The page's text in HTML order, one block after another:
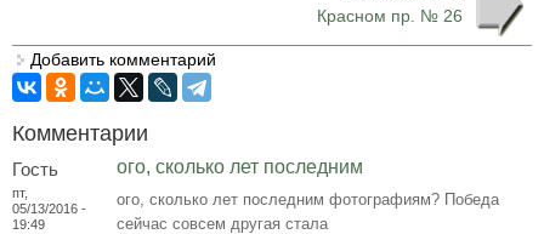
Красном пр. № 26
Добавить комментарий
Комментарии
Гость
пт,
05/13/2016 -
19:49
ого, сколько лет последним
ого, сколько лет последним фотографиям? Победа
сейчас совсем другая стала